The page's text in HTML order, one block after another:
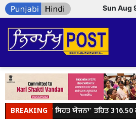
Sun Aug
BREAKING
ਮੁੱਖ ਮੰਤਰੀ ਸਿਹਤ ਯੋਜਨਾ’ ਤਹਿਤ